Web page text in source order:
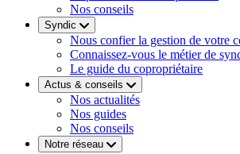
Nos conseils
Syndic
Nous confier la gestion de votre
Connaissez-vous le métier de
Le guide du copropriétaire
Actus & conseils
Nos actualités
Nos guides
Nos conseils
Notre réseau